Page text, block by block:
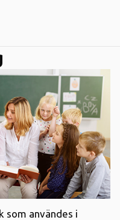
som användes i